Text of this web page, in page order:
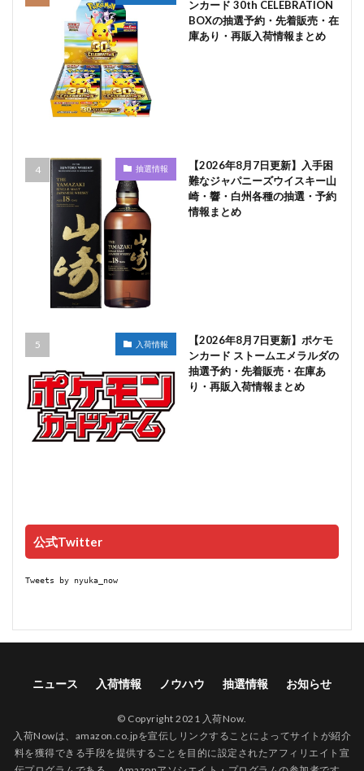
ンカード 30th CELEBRATION
BOXの抽選予約・先着販売・在
庫あり・再販入荷情報まとめ
抽選情報
【2026年8月7日更新】入手困
難なジャパニーズウイスキー山
崎・響・白州各種の抽選・予約
情報まとめ
入荷情報
【2026年8月7日更新】ポケモ
ンカード ストームエメラルダの
抽選予約・先着販売・在庫あ
り・再販入荷情報まとめ
公式Twitter
Tweets by nyuka_now
ニュース 入荷情報 ノウハウ 抽選情報 お知らせ
© Copyright 2021 入荷Now.
入荷Nowは、amazon.co.jpを宣伝しリンクすることによってサイトが紹介
料を獲得できる手段を提供することを目的に設定されたアフィリエイト宣